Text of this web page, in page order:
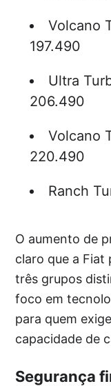
Volcano
197.490
Ultra
206.490
Volcano
220.490
Ranch
O aumento de
claro que a Fiat
três grupos
foco em
para quem
capacidade de
Segurança